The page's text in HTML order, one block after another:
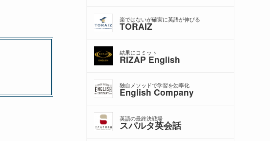
楽ではないが確実に英語が伸びる
TORAIZ
結果にコミット
RIZAP English
独自メソッドで学習を効率化
English Company
英語の最終決戦場
スパルタ英会話